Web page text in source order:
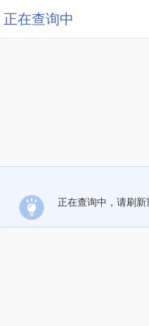
正在查询中
正在查询中，请刷新